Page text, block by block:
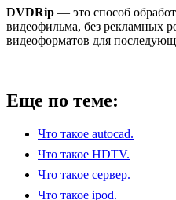
DVDRip — это способ
видеофильма, без рекламных
видеоформатов для
Еще по теме:
Что такое autocad.
Что такое HDTV.
Что такое сервер.
Что такое ipod.